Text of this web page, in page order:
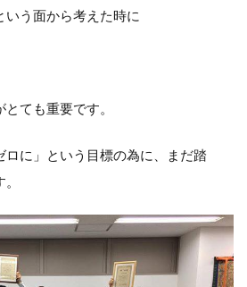
いう面から考えた時に
ても重要です。
ロに」という目標の為に、まだ踏